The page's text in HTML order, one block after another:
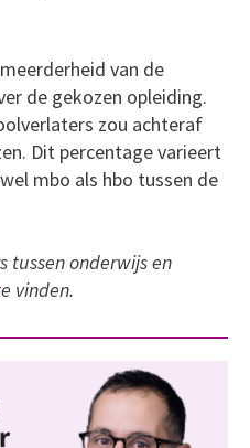
van de
de gekozen opleiding.
zou achteraf
Dit percentage varieert
mbo als hbo tussen de
tussen onderwijs en
vinden.